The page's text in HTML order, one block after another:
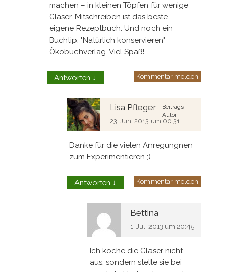
machen – in kleinen Töpfen für wenige
Gläser. Mitschreiben ist das beste –
eigene Rezeptbuch. Und noch ein
Buchtip: "Natürlich konservieren"
Ökobuchverlag. Viel Spaß!
Antworten ↓ Kommentar melden
Lisa Pfleger
Beitrags
Autor
23. Juni 2013 um 00:31
Danke für die vielen Anregungnen
zum Experimentieren ;)
Antworten ↓ Kommentar melden
Bettina
1. Juli 2013 um 20:45
Ich koche die Gläser nicht
aus, sondern stelle sie bei